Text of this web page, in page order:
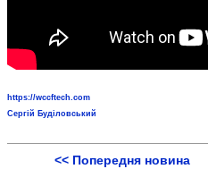
https://wccftech.com
Сергій Буділовський
<< Попередня новина